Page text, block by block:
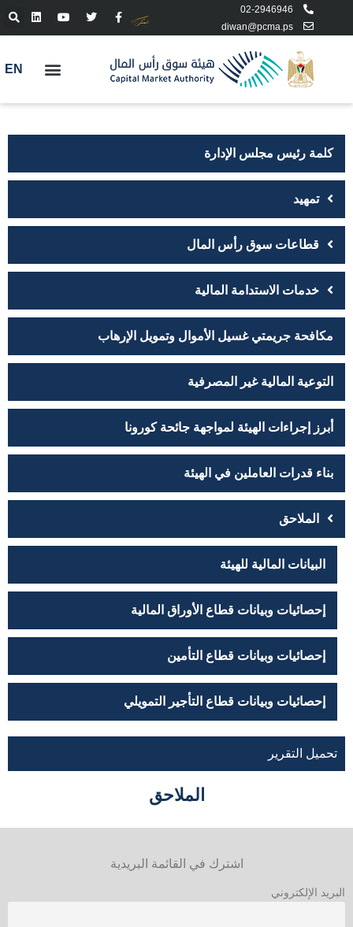
02-2946946
diwan@pcma.ps
EN
كلمة رئيس مجلس الإدارة
تمهيد
قطاعات سوق رأس المال
خدمات الاستدامة المالية
مكافحة جريمتي غسيل الأموال وتمويل الإرهاب
التوعية المالية غير المصرفية
أبرز إجراءات الهيئة لمواجهة جائحة كورونا
بناء قدرات العاملين في الهيئة
الملاحق
البيانات المالية للهيئة
إحصائيات وبيانات قطاع الأوراق المالية
إحصائيات وبيانات قطاع التأمين
إحصائيات وبيانات قطاع التأجير التمويلي
تحميل التقرير
الملاحق
اشترك في القائمة البريدية
البريد الإلكتروني